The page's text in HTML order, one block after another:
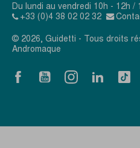
Du lundi au vendredi 10h - 12h /
+33 (0)4 38 02 02 32
© 2026, Guidetti - Tous droits
Andromaque